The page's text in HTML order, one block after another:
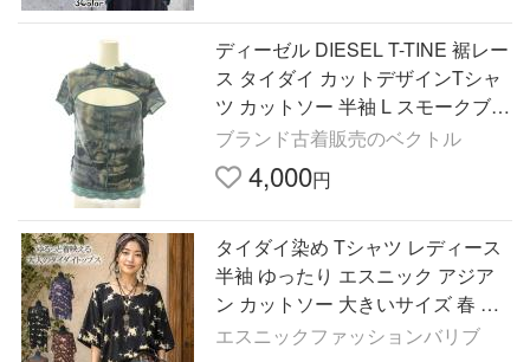
ディーゼル DIESEL T-TINE 裾レー
ス タイダイ カットデザインTシャ
ツ カットソー 半袖 L スモークブル
ー /HS ■OS レディース
ブランド古着販売のベクトル
4,000円
タイダイ染め Tシャツ レディース
半袖 ゆったり エスニック アジア
ン カットソー 大きいサイズ 春 夏
トップス バリブラン
エスニックファッションバリブ